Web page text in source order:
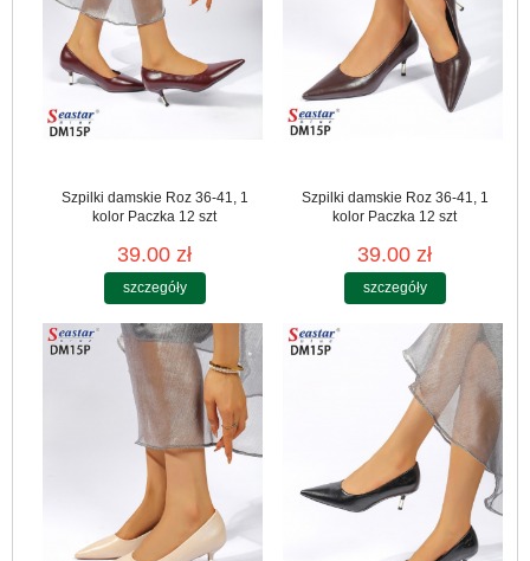
Szpilki damskie Roz 36-41, 1
kolor Paczka 12 szt
39.00 zł
szczegóły
Szpilki damskie Roz 36-41, 1
kolor Paczka 12 szt
39.00 zł
szczegóły